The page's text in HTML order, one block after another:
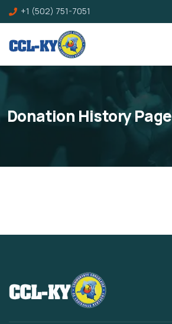
+1 (502) 751-7051
Donation History Page